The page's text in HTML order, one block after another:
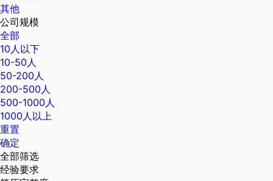
其他
公司规模
全部
10人以下
10-50人
50-200人
200-500人
500-1000人
1000人以上
重置
确定
全部筛选
经验要求